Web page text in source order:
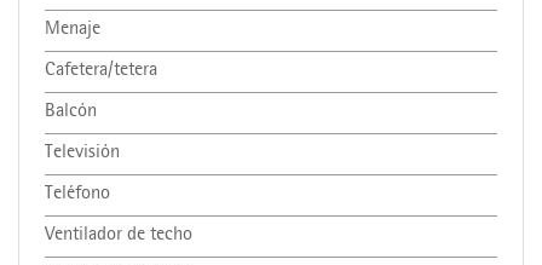
Menaje
Cafetera/tetera
Balcón
Televisión
Teléfono
Ventilador de techo